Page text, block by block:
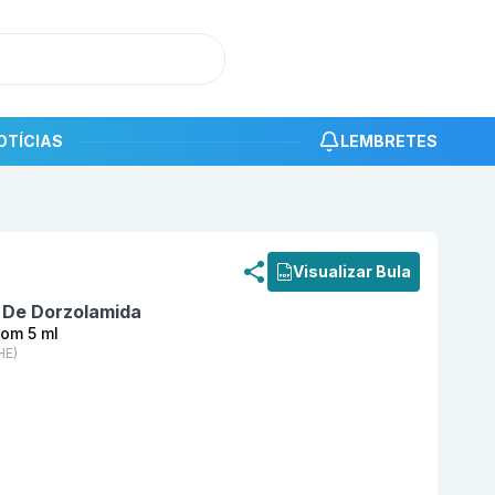
LEMBRETES
Visualizar Bula
Dorzolamida
5 ml